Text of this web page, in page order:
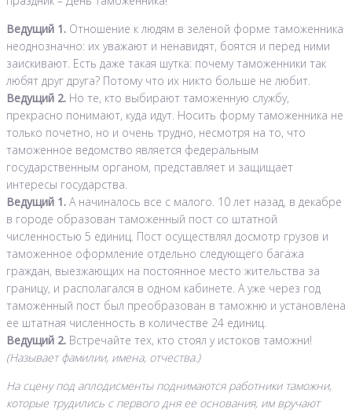
Ведущий 1. Отношение к людям в зеленой форме таможенника
неоднозначно: их уважают и ненавидят, боятся и перед ними
заискивают. Есть даже такая шутка: почему таможенники так
любят друг друга? Потому что их никто больше не любит.
Ведущий 2. Но те, кто выбирают таможенную службу,
прекрасно понимают, куда идут. Носить форму таможенника не
только почетно, но и очень трудно, несмотря на то, что
таможенное ведомство является федеральным
государственным органом, представляет и защищает
интересы государства.
Ведущий 1. А начиналось все с малого. 10 лет назад, в декабре
в городе образован таможенный пост со штатной
численностью 5 единиц. Пост осуществлял досмотр грузов и
таможенное оформление отдельно следующего багажа
граждан, выезжающих на постоянное место жительства за
границу, и располагался в одном кабинете. А уже через год
таможенный пост был преобразован в таможню и установлена
ее штатная численность в количестве 24 единиц.
Ведущий 2. Встречайте тех, кто стоял у истоков таможни!
(Называет фамилии, имена, отчества.)
На сцену под аплодисменты поднимаются работники таможни,
которые трудились с первого дня ее основания, им вручают